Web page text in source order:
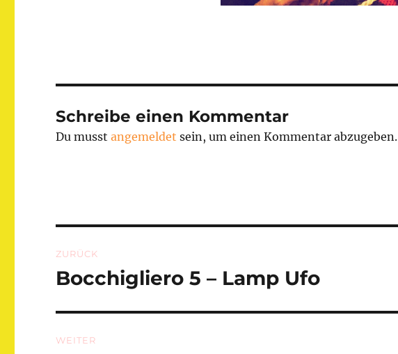
Schreibe einen Kommentar
Du musstangemeldet sein, um einen Kommentar abzugeben.
ZURÜCK
Vorheriger
Bocchigliero 5 – Lamp Ufo
WEITER